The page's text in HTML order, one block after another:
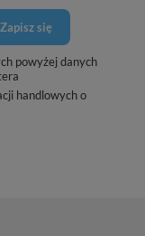
Zapisz się
powyżej danych
handlowych o